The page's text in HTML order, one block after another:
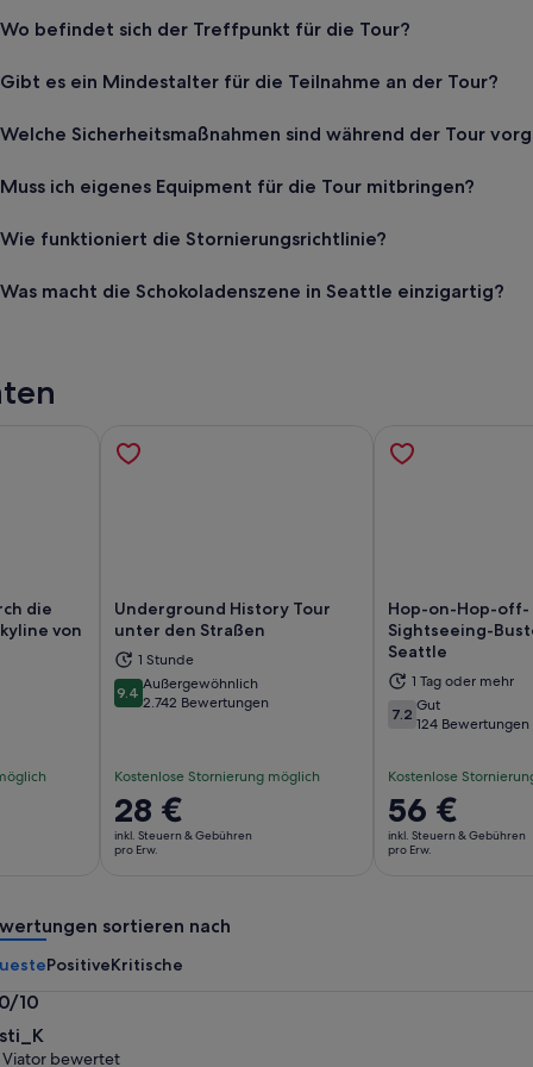
Wo befindet sich der Treffpunkt für die Tour?
Gibt es ein Mindestalter für die Teilnahme an der Tour?
Welche Sicherheitsmaßnahmen sind während der Tour
Muss ich eigenes Equipment für die Tour mitbringen?
Wie funktioniert die Stornierungsrichtlinie?
Was macht die Schokoladenszene in Seattle einzigartig?
die
von
in einem neuen Tab geöffnet
Underground History Tour
unter den Straßen
1 Stunde
9.49.4 von 10
Außergewöhnlich
2.742 Bewertungen
Kostenlose Stornierung möglich
Der
Preis
beträgt
Erw.
28 €
inkl. Steuern & Gebühren
pro Erw.
Wird in einem neuen Tab
Hop-on-Hop-off-
Sightseeing-
Seattle
1 Tag oder mehr
7.27.2 von 10
Gut
124 Bewertungen
Kostenlose
Der
Preis
beträgt
56 €
inkl. Steuern & Gebühren
pro Erw.
sortieren nach
PositiveKritische
10
Viator bewertet